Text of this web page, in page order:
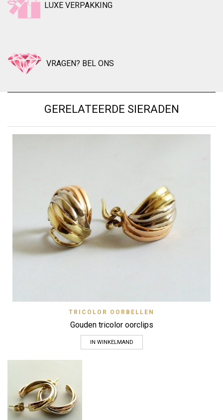
LUXE VERPAKKING
VRAGEN? BEL ONS
GERELATEERDE SIERADEN
TRICOLOR OORBELLEN
Gouden tricolor oorclips
IN WINKELMAND